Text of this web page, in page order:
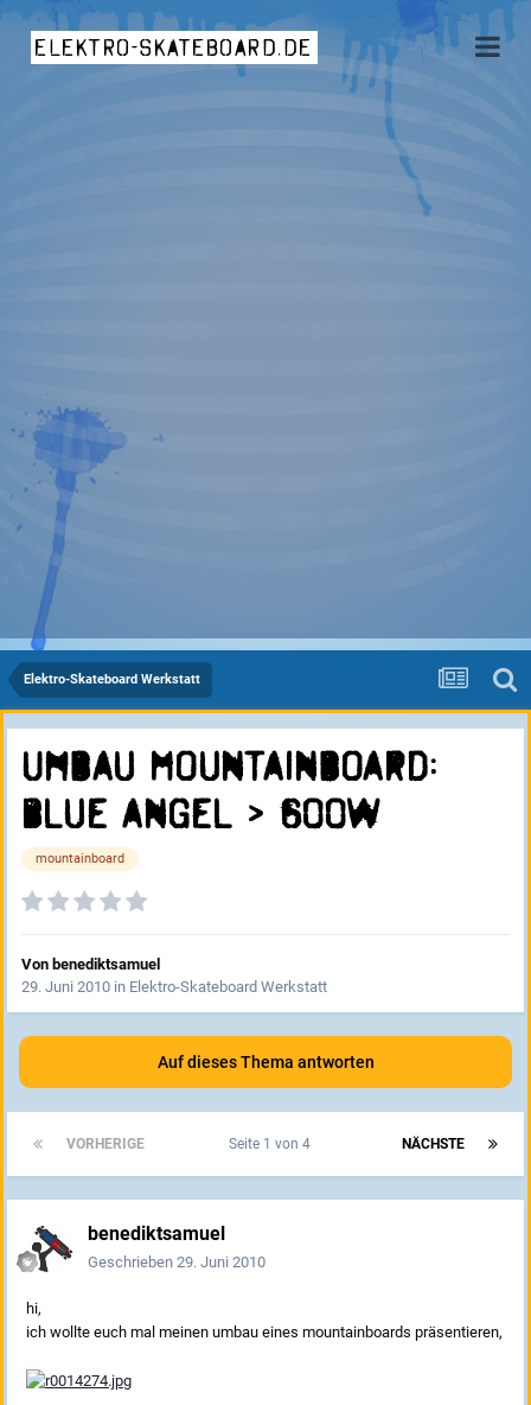
elektro-skateboard.de
Elektro-Skateboard Werkstatt
Umbau Mountainboard:
Blue angel > 600w
mountainboard
Von benediktsamuel
29. Juni 2010 in Elektro-Skateboard Werkstatt
Auf dieses Thema antworten
VORHERIGE NÄCHSTE
Seite 1 von 4
benediktsamuel
Geschrieben 29. Juni 2010
hi,
ich wollte euch mal meinen umbau eines mountainboards präsentieren,